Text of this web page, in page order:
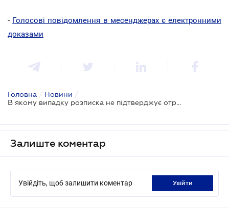
- Голосові повідомлення в месенджерах є електронними
доказами
Головна / Новини /
В якому випадку розписка не підтверджує отримання грошей в борг
Залиште коментар
Увійдіть, щоб залишити коментар увійти